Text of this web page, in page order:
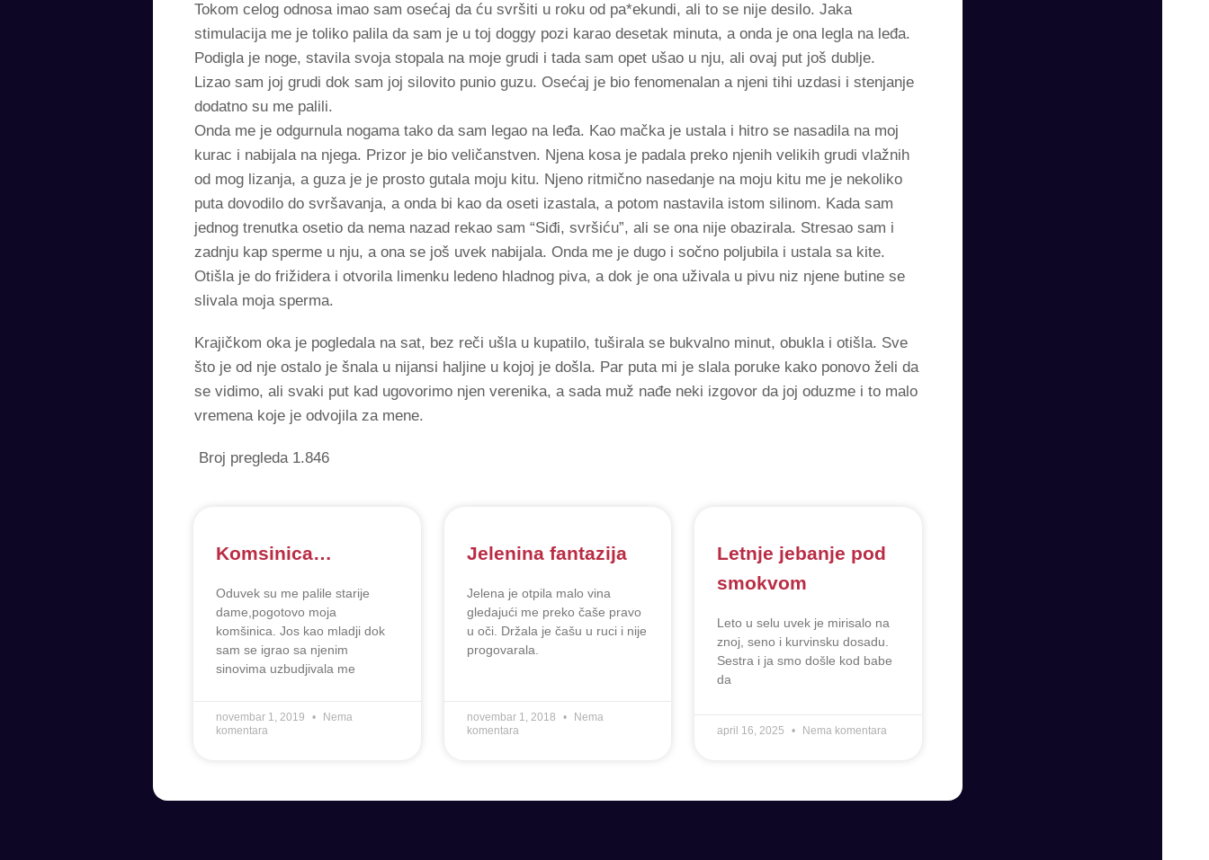
Tokom celog odnosa imao sam osećaj da ću svršiti u roku od pa*ekundi, ali to se nije desilo. Jaka
stimulacija me je toliko palila da sam je u toj doggy pozi karao desetak minuta, a onda je ona legla na leđa.
Podigla je noge, stavila svoja stopala na moje grudi i tada sam opet ušao u nju, ali ovaj put još dublje.
Lizao sam joj grudi dok sam joj silovito punio guzu. Osećaj je bio fenomenalan a njeni tihi uzdasi i stenjanje
dodatno su me palili.
Onda me je odgurnula nogama tako da sam legao na leđa. Kao mačka je ustala i hitro se nasadila na moj
kurac i nabijala na njega. Prizor je bio veličanstven. Njena kosa je padala preko njenih velikih grudi vlažnih
od mog lizanja, a guza je je prosto gutala moju kitu. Njeno ritmično nasedanje na moju kitu me je nekoliko
puta dovodilo do svršavanja, a onda bi kao da oseti izastala, a potom nastavila istom silinom. Kada sam
jednog trenutka osetio da nema nazad rekao sam “Siđi, svršiću”, ali se ona nije obazirala. Stresao sam i
zadnju kap sperme u nju, a ona se još uvek nabijala. Onda me je dugo i sočno poljubila i ustala sa kite.
Otišla je do frižidera i otvorila limenku ledeno hladnog piva, a dok je ona uživala u pivu niz njene butine se
slivala moja sperma.
Krajičkom oka je pogledala na sat, bez reči ušla u kupatilo, tuširala se bukvalno minut, obukla i otišla. Sve
što je od nje ostalo je šnala u nijansi haljine u kojoj je došla. Par puta mi je slala poruke kako ponovo želi da
se vidimo, ali svaki put kad ugovorimo njen verenika, a sada muž nađe neki izgovor da joj oduzme i to malo
vremena koje je odvojila za mene.
Broj pregleda 1.846
Komsinica…
Oduvek su me palile starije
dame,pogotovo moja
komšinica. Jos kao mladji dok
sam se igrao sa njenim
sinovima uzbudjivala me
novembar 1, 2019
Nema
komentara
Jelenina fantazija
Jelena je otpila malo vina
gledajući me preko čaše pravo
u oči. Držala je čašu u ruci i nije
progovarala.
novembar 1, 2018
Nema
komentara
Letnje jebanje pod
smokvom
Leto u selu uvek je mirisalo na
znoj, seno i kurvinsku dosadu.
Sestra i ja smo došle kod babe
da
april 16, 2025 Nema komentara